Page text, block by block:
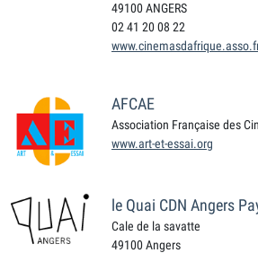
49100 ANGERS
02 41 20 08 22
AFCAE
Association Française des
www.art-et-essai.org
le Quai CDN Angers
Cale de la savatte
49100 Angers